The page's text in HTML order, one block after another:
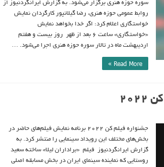
سوره حوزه هنری برگزار می‌شود. به گزارش ایرانگردنیوز از
روابط عمومی حوزه هنری، رضا گیلانپور کارگردان نمایش
خواستگاری اعلام کرد: اگر خدا بخواهد نمایش
«خواستگاری» ساعت ۶ بعد از ظهر روز بیست و هفتم
اردیبهشت ماه در تالار سوره حوزه هنری اجرا می‌شود. …
Read More »
جشنواره فیلم کن ۲۰۲۲ برنامه نمایش فیلم‌های حاضر در
بخش‌های مختلف این رویداد سینمایی را منتشر کرد. به
گزارش ایرانگردنیوز فیلم «براداران لیلا» ساخته سعید
روستایی که نماینده سینمای ایران در بخش مسابقه اصلی